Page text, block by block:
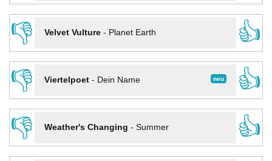
👎
Velvet Vulture- Planet Earth
👍
👎
neu
Viertelpoet- Dein Name
👍
👎
Weather's Changing - Summer
👍